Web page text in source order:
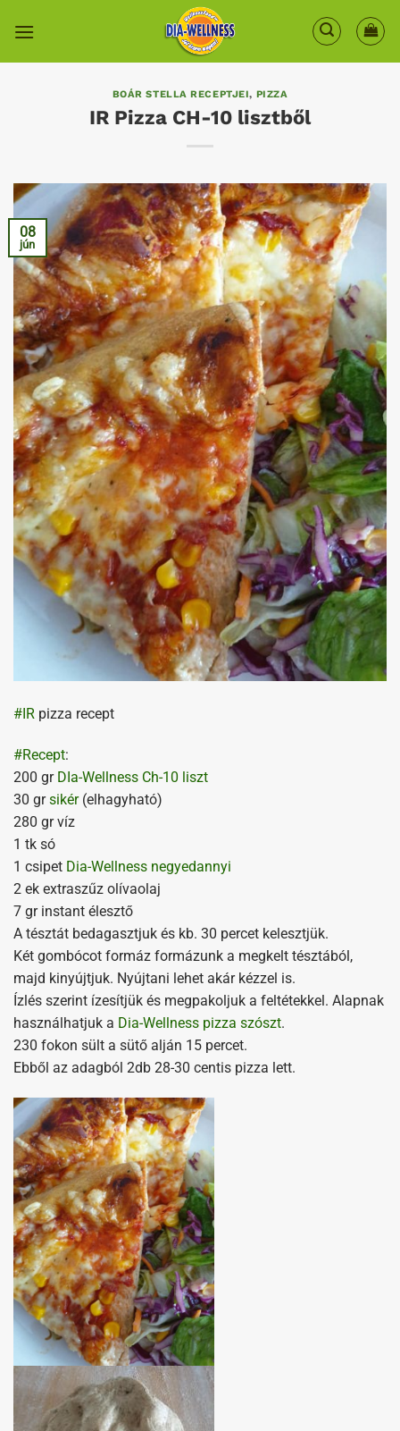
BOÁR STELLA RECEPTJEI, PIZZA
IR Pizza CH-10 lisztből
08
jún
#IR pizza recept
#Recept:
200 gr DIa-Wellness Ch-10 liszt
30 grsikér(elhagyható)
280 gr víz
1 tk só
1 csipet Dia-Wellness negyedannyi
2 ek extraszűz olívaolaj
7 gr instant élesztő
A tésztát bedagasztjuk és kb. 30 percet kelesztjük.
Két gombócot formáz formázunk a megkelt tésztából,
majd kinyújtjuk. Nyújtani lehet akár kézzel is.
Ízlés szerint ízesítjük és megpakoljuk a feltétekkel. Alapnak
használhatjuk a Dia-Wellness pizza szószt.
230 fokon sült a sütő alján 15 percet.
Ebből az adagból 2db 28-30 centis pizza lett.